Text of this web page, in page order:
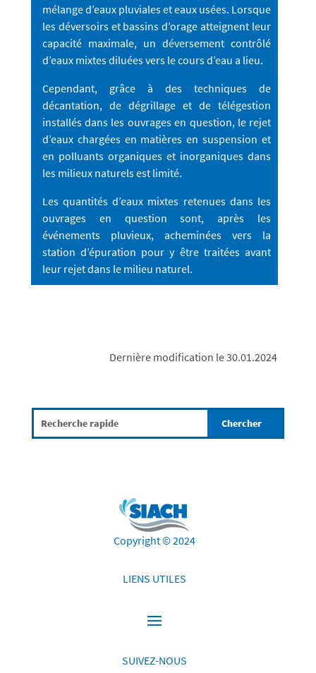
mélange d’eaux pluviales et eaux usées. Lorsque
les déversoirs et bassins d’orage atteignent leur
capacité maximale, un déversement contrôlé
d’eaux mixtes diluées vers le cours d’eau a lieu.
Cependant, grâce à des techniques de
décantation, de dégrillage et de télégestion
installés dans les ouvrages en question, le rejet
d’eaux chargées en matières en suspension et
en polluants organiques et inorganiques dans
les milieux naturels est limité.
Les quantités d’eaux mixtes retenues dans les
ouvrages en question sont, après les
événements pluvieux, acheminées vers la
station d’épuration pour y être traitées avant
leur rejet dans le milieu naturel.
Dernière modification le 30.01.2024
Copyright © 2024
LIENS UTILES
SUIVEZ-NOUS